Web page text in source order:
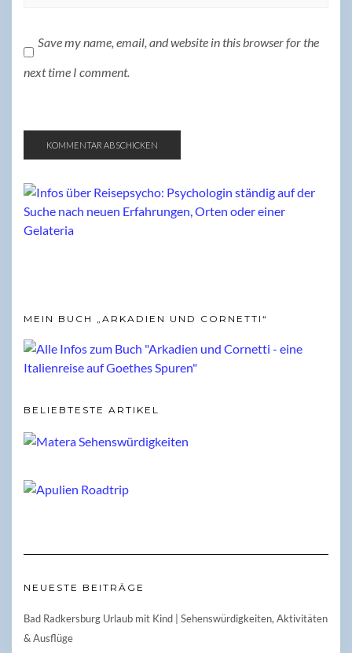
Save my name, email, and website in this browser for the
next time I comment.
MEIN BUCH „ARKADIEN UND CORNETTI“
BELIEBTESTE ARTIKEL
NEUESTE BEITRÄGE
Bad Radkersburg Urlaub mit Kind | Sehenswürdigkeiten, Aktivitäten
& Ausflüge